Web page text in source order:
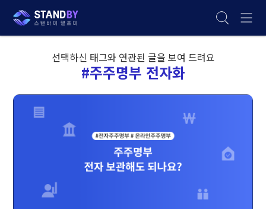
#주주명부 전자화
선택하신 태그와 연관된 글을 보여 드려요